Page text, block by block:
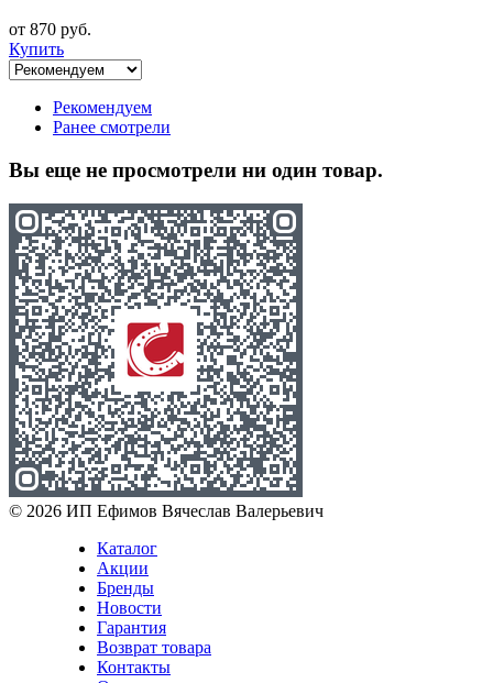
от 870 руб.
Купить
Рекомендуем
Ранее смотрели
Вы еще не просмотрели ни один товар.
© 2026 ИП Ефимов Вячеслав Валерьевич
Каталог
Акции
Бренды
Новости
Гарантия
Возврат товара
Контакты